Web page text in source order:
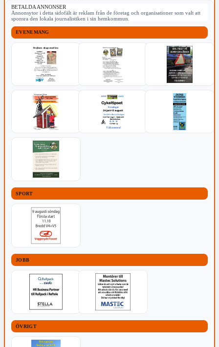
BETALDA ANNONSER
Annonsytor i detta sidofält är reklam från de företag och organisationer som valt att
sponsra den lokala journalistiken i sin hemkommun.
EVENEMANG
SPORT
JOBB
ÖVRIGT